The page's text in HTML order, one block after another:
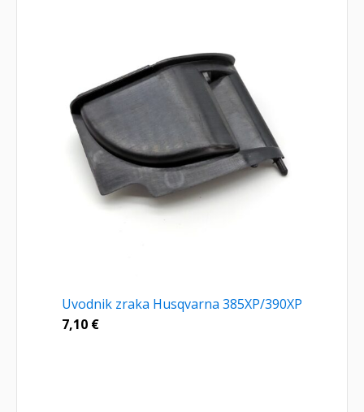
Uvodnik zraka Husqvarna 385XP/390XP
7,10 €